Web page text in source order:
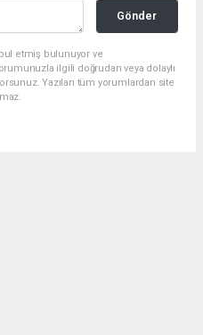
Gönder
etmiş bulunuyor ve
ilgili doğrudan veya dolaylı
Yazılan tüm yorumlardan site